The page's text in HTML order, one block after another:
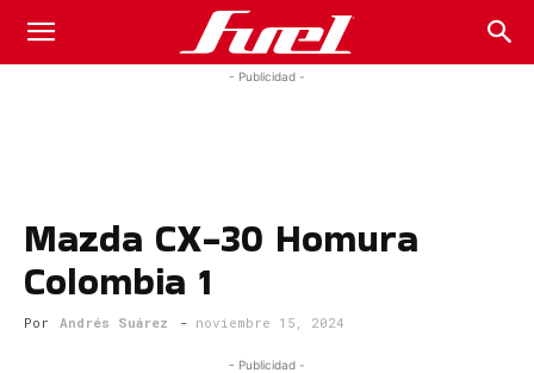
Fuel
Magazine
- Publicidad -
Mazda CX-30 Homura
Colombia 1
Por Andrés Suárez - noviembre 15, 2024
- Publicidad -